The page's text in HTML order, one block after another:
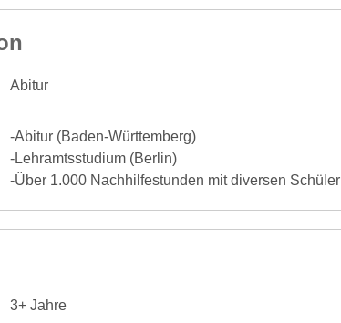
Abitur
-Abitur (Baden-Württemberg)
-Lehramtsstudium (Berlin)
-Über 1.000 Nachhilfestunden mit diversen
3+ Jahre